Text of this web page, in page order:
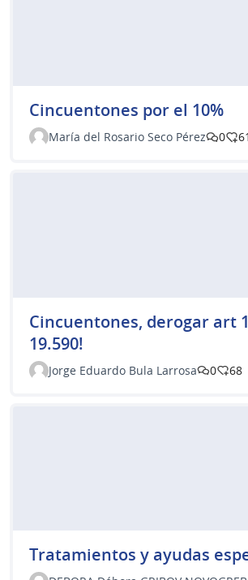
Cincuentones por el 10%
María del Rosario Seco Pérez 0 61
Cincuentones, derogar art
19.590!
Jorge Eduardo Bula Larrosa 0 68
Tratamientos y ayudas